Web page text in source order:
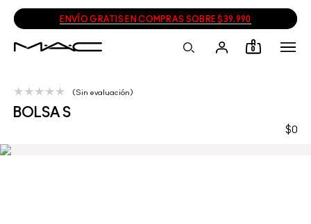
ENVÍO GRATIS EN COMPRAS SOBRE $39.990
0
BOLSA S
$0
Sin evaluación